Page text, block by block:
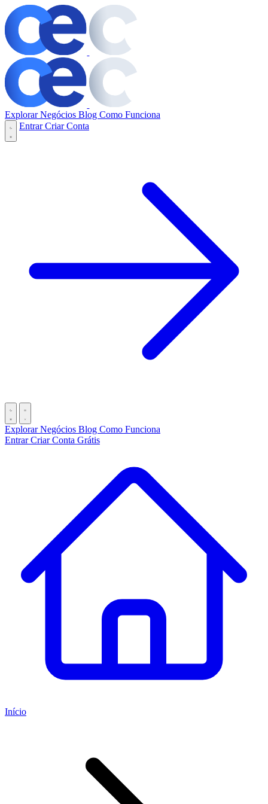
Explorar Negócios Blog Como Funciona
EntrarCriar Conta
Explorar Negócios Blog Como Funciona
EntrarCriar Conta Grátis
Início